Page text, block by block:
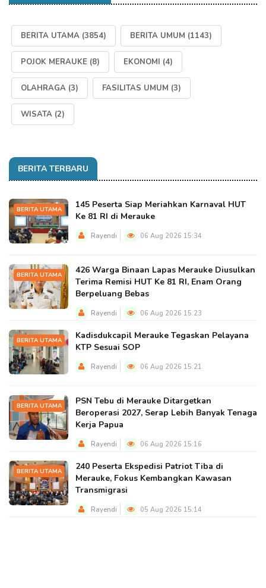
BERITA UTAMA (3854) BERITA UMUM (1143)
POJOK MERAUKE (8) EKONOMI (4)
OLAHRAGA (3) FASILITAS UMUM (3)
WISATA (2)
BERITA TERBARU
BERITA UTAMA
145 Peserta Siap Meriahkan Karnaval HUT
Ke 81 RI di Merauke
Rayendi 06 Aug 2026 15:34
BERITA UTAMA
426 Warga Binaan Lapas Merauke Diusulkan
Terima Remisi HUT Ke 81 RI, Enam Orang
Berpeluang Bebas
Rayendi 06 Aug 2026 15:23
BERITA UTAMA
Kadisdukcapil Merauke Tegaskan Pelayana
KTP Sesuai SOP
Rayendi 06 Aug 2026 15:21
BERITA UTAMA
PSN Tebu di Merauke Ditargetkan
Beroperasi 2027, Serap Lebih Banyak Tenaga
Kerja Papua
Rayendi 06 Aug 2026 15:16
BERITA UTAMA
240 Peserta Ekspedisi Patriot Tiba di
Merauke, Fokus Kembangkan Kawasan
Transmigrasi
Rayendi 05 Aug 2026 15:14